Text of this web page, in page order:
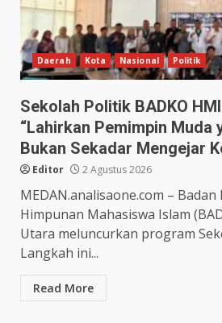
Daerah Kota Nasional Politik
Sekolah Politik BADKO
“Lahirkan Pemimpin Muda
Bukan Sekadar Mengejar
Editor 2 Agustus 2026
MEDAN.analisaone.com –
Himpunan Mahasiswa Islam
Utara meluncurkan program
Langkah ini...
Read More